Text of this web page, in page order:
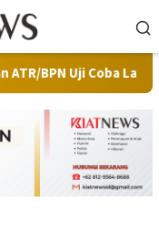
Layanan Peralihan